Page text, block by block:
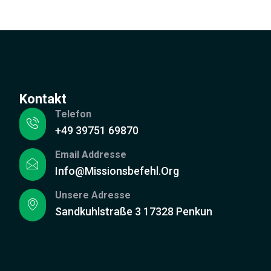
Kontakt
Telefon
+49 39751 69870
Email Addresse
Info@missionsbefehl.org
Unsere Adresse
Sandkuhlstraße 3 17328 Penkun